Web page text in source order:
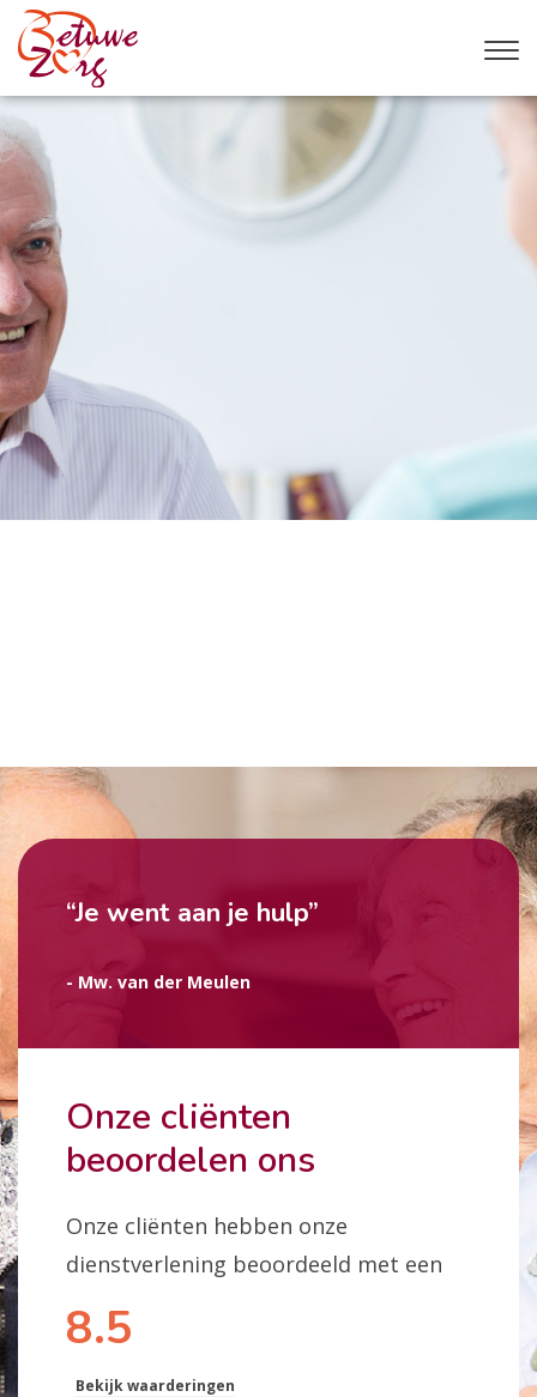
Onze cliënten
beoordelen ons
Onze cliënten hebben onze
dienstverlening beoordeeld met een
8.5
Bekijk waarderingen
“Je went aan je hulp”
- Mw. van der Meulen